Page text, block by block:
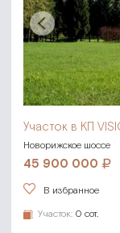
Участок в КП
Новорижское шоссе
45 900 000
В избранное
Участок: 0 сот.